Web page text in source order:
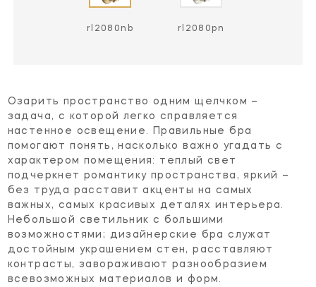
rl2080nb rl2080pn
Озарить пространство одним щелчком –
задача, с которой легко справляется
настенное освещение. Правильные бра
помогают понять, насколько важно угадать с
характером помещения: теплый свет
подчеркнет романтику пространства, яркий –
без труда расставит акценты на самых
важных, самых красивых деталях интерьера.
Небольшой светильник с большими
возможностями; дизайнерские бра служат
достойным украшением стен, расставляют
контрасты, завораживают разнообразием
всевозможных материалов и форм.